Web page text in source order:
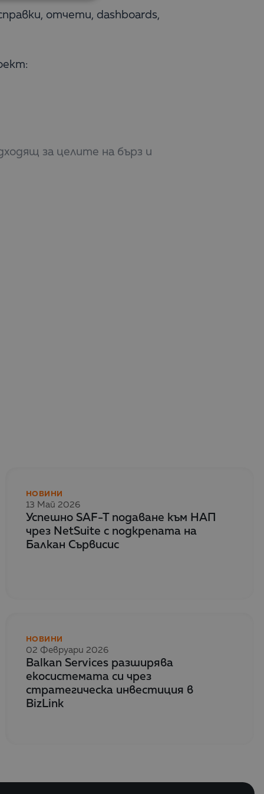
отчети, dashboards,
за целите на бърз и
НОВИНИ
13 Май 2026
Успешно SAF-T подаване към НАП
чрез NetSuite с подкрепата на
Балкан Сървисис
НОВИНИ
02 Февруари 2026
Balkan Services разширява
екосистемата си чрез
стратегическа инвестиция в
BizLink